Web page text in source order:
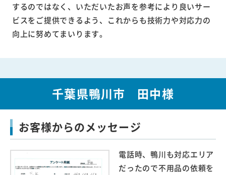
するのではなく、いただいたお声を参考により良いサー
ビスをご提供できるよう、これからも技術力や対応力の
向上に努めてまいります。
千葉県鴨川市 田中様
お客様からのメッセージ
電話時、鴨川も対応エリア
だったので不用品の依頼を